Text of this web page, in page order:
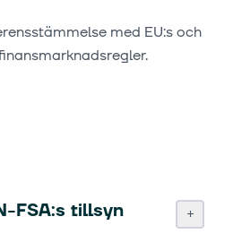
med EU:s och
FSA:s tillsyn +